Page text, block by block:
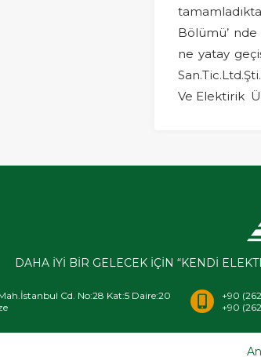
Bölümü’ nde
ne yatay
Ve Elektirik
DAHA İYİ BİR GELECEK İÇİN “KENDİ
Cd. No:28 Kat:5 Daire:20
+90
+90